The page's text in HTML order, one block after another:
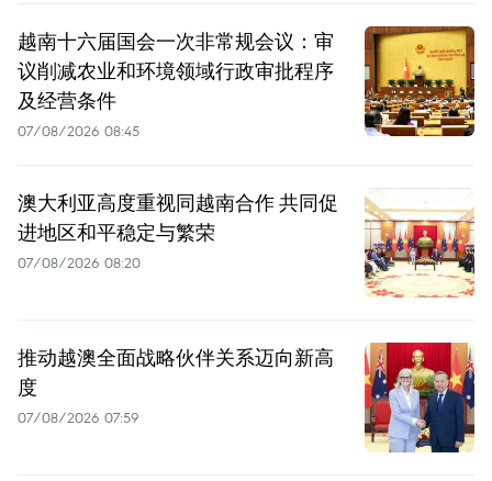
越南十六届国会一次非常规会议：审
议削减农业和环境领域行政审批程序
及经营条件
07/08/2026 08:45
澳大利亚高度重视同越南合作 共同促
进地区和平稳定与繁荣
07/08/2026 08:20
推动越澳全面战略伙伴关系迈向新高
度
07/08/2026 07:59